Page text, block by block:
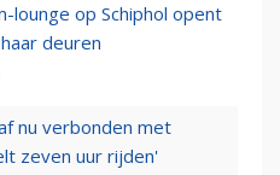
lounge op Schiphol opent
deuren
nu verbonden met
zeven uur rijden'